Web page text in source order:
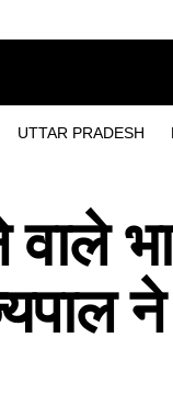
UTTAR PRADESH